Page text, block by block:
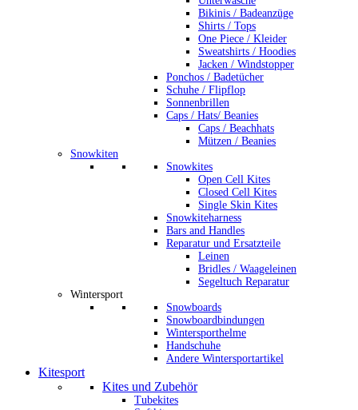
Bikinis / Badeanzüge
Shirts / Tops
One Piece / Kleider
Sweatshirts / Hoodies
Jacken / Windstopper
Ponchos / Badetücher
Schuhe / Flipflop
Sonnenbrillen
Caps / Hats/ Beanies
Caps / Beachhats
Mützen / Beanies
Snowkiten
Snowkites
Open Cell Kites
Closed Cell Kites
Single Skin Kites
Snowkiteharness
Bars and Handles
Reparatur und Ersatzteile
Leinen
Bridles / Waageleinen
Segeltuch Reparatur
Wintersport
Snowboards
Snowboardbindungen
Wintersporthelme
Handschuhe
Andere Wintersportartikel
Kitesport
Kites und Zubehör
Tubekites